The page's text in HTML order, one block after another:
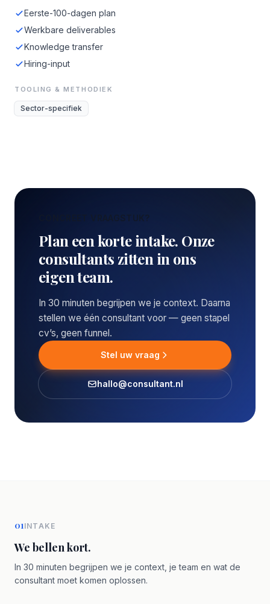
Eerste-100-dagen plan
Werkbare deliverables
Knowledge transfer
Hiring-input
TOOLING & METHODIEK
Sector-specifiek
CONCREET VRAAGSTUK?
Plan een korte intake. Onze
consultants zitten in ons
eigen team.
In 30 minuten begrijpen we je context. Daarna
stellen we één consultant voor — geen stapel
cv’s, geen funnel.
Stel uw vraag
hallo@consultant.nl
01INTAKE
We bellen kort.
In 30 minuten begrijpen we je context, je team en wat de
consultant moet komen oplossen.